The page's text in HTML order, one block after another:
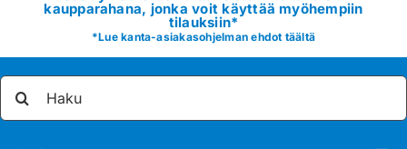
kaupparahana, jonka voit käyttää myöhempiin
tilauksiin*
*Lue kanta-asiakasohjelman ehdot täältä